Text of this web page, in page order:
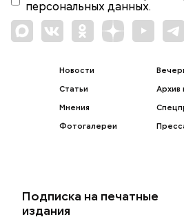
персональных данных.
Новости
Статьи
Мнения
Фотогалереи
Архив
Подписка на печатные
издания